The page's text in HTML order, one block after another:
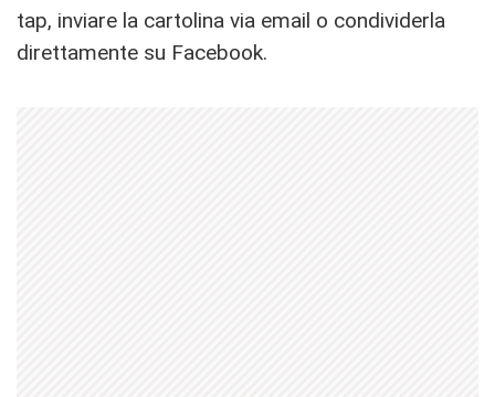
tap, inviare la cartolina via email o condividerla
direttamente su Facebook.